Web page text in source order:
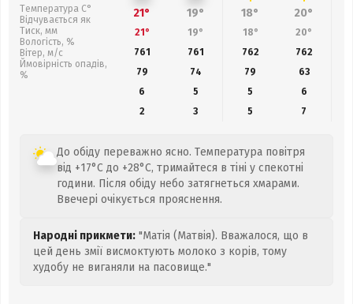
Температура С°
Відчувається як
Тиск, мм
Вологість, %
Вітер, м/с
Ймовірність опадів,
%
21° 19° 18° 20°
21° 19° 18° 20°
761
761 762 762
79
74 79 63
6
5 5
6
2
3 5 7
До обіду переважно ясно. Температура повітря
від +17°C до +28°C, тримайтеся в тіні у спекотні
години. Після обіду небо затягнеться хмарами.
Ввечері очікується прояснення.
Народні прикмети: "Матія (Матвія). Вважалося, що в
цей день змії висмоктують молоко з корів, тому
худобу не виганяли на пасовище."